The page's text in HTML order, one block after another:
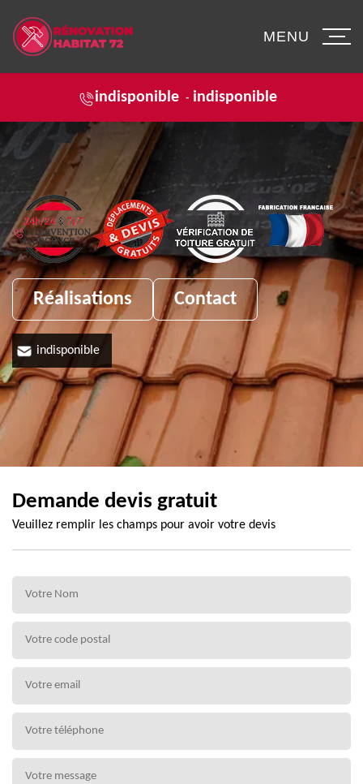
indisponible - indisponible
MENU
Réalisations Contact
indisponible
Demande devis gratuit
Veuillez remplir les champs pour avoir votre devis